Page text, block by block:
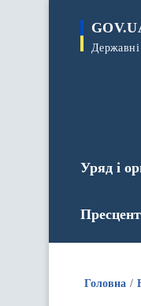
Державні
Уряд і
Головна